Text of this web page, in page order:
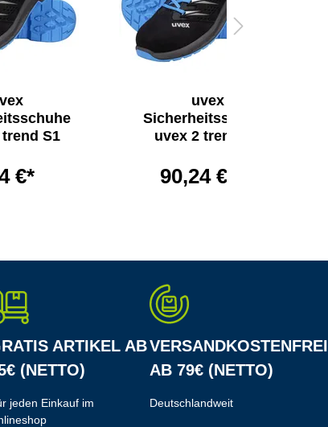
S1
€*
uvex
Sicherheitsschuhe
uvex 2 trend S1
90,24 €*
ARTIKEL AB
(NETTO)
jeden Einkauf im
VERSANDKOSTENFREI
AB 79€ (NETTO)
Deutschlandweit